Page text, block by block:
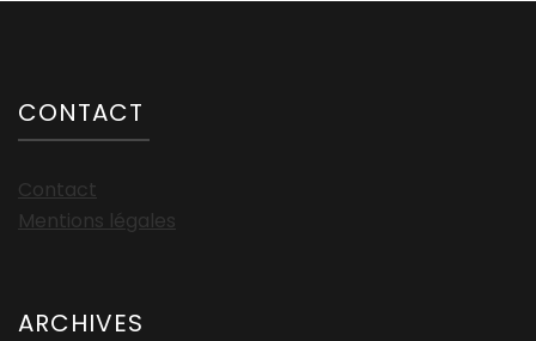
CONTACT
Contact
Mentions légales
ARCHIVES